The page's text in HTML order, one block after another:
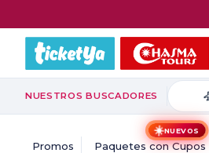
NUESTROS BUSCADORES
Promos
☀️NUEVOS
Paquetes con Cupos